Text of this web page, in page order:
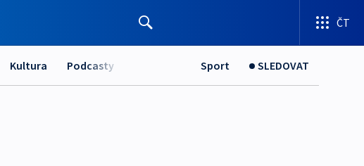
ČT
Kultura Podcasty Sport SLEDOVAT